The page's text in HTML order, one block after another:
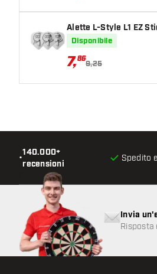
Alette L-Style L1 EZ
Disponibile
7,86
9,25
•
140.000+
recensioni
Spedito
Invia
Risposta